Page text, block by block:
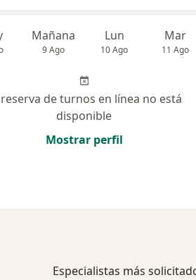
Mañana
9 Ago
Lun
10 Ago
Mar
11 Ago
reserva de turnos en línea no está
disponible
Mostrar perfil
Especialistas más